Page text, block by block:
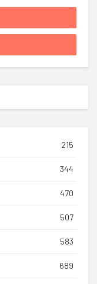
215
344
470
507
583
689